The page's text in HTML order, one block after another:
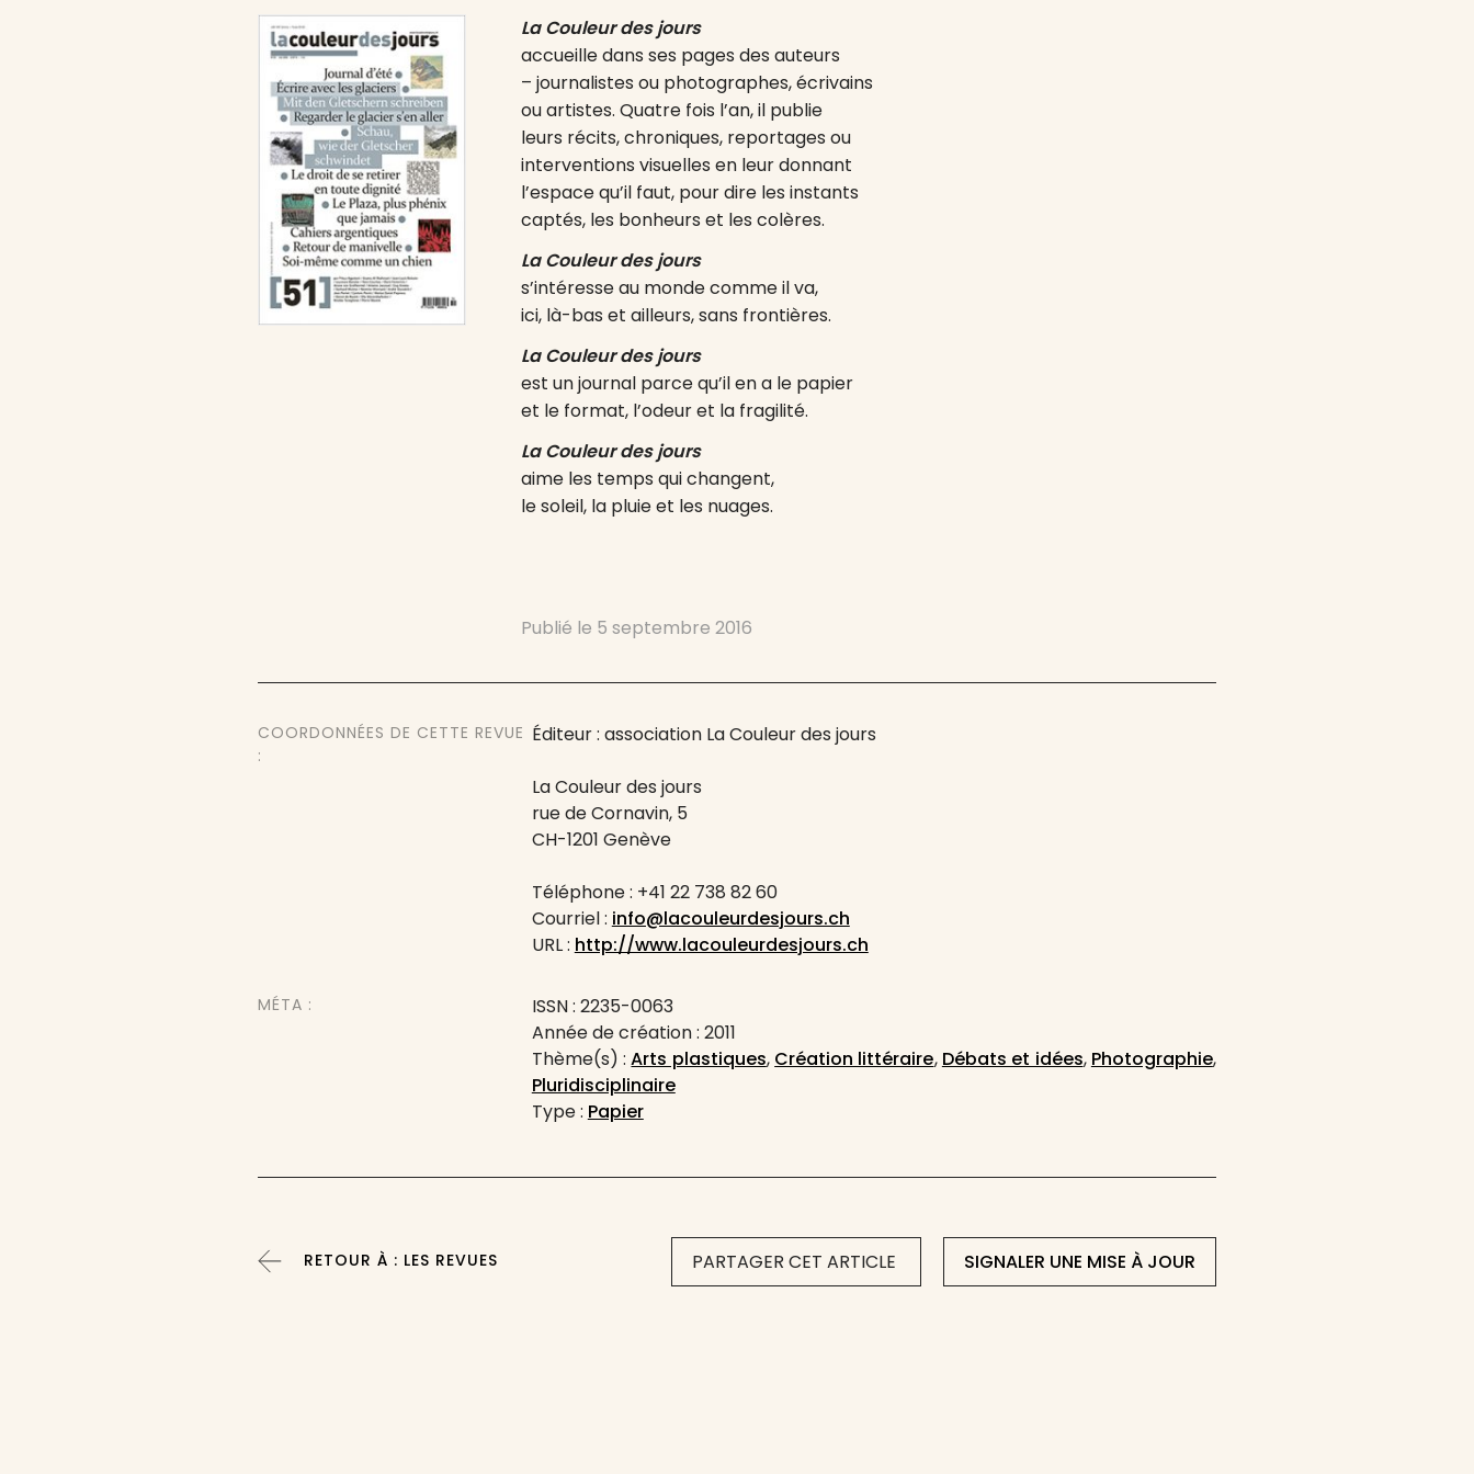
La Couleur des jours
accueille dans ses pages des auteurs
– journalistes ou photographes, écrivains
ou artistes. Quatre fois l’an, il publie
leurs récits, chroniques, reportages ou
interventions visuelles en leur donnant
l’espace qu’il faut, pour dire les instants
captés, les bonheurs et les colères.
La Couleur des jours
s’intéresse au monde comme il va,
ici, là-bas et ailleurs, sans frontières.
La Couleur des jours
est un journal parce qu’il en a le papier
et le format, l’odeur et la fragilité.
La Couleur des jours
aime les temps qui changent,
le soleil, la pluie et les nuages.
Publié le 5 septembre 2016
COORDONNÉES DE CETTE REVUE
:
Éditeur : association La Couleur des jours
La Couleur des jours
rue de Cornavin, 5
CH-1201 Genève
Téléphone : +41 22 738 82 60
Courriel : info@lacouleurdesjours.ch
URL : http://www.lacouleurdesjours.ch
MÉTA :
ISSN : 2235-0063
Année de création : 2011
Thème(s) :Arts plastiques, Création littéraire, Débats et idées, Photographie,
Pluridisciplinaire
Type : Papier
PARTAGER CET ARTICLE SIGNALER UNE MISE À JOUR
RETOUR À : LES REVUES